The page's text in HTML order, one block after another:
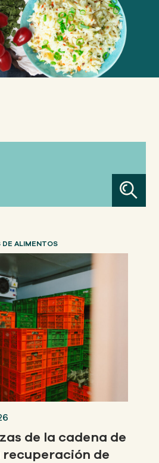
DE ALIMENTOS
de la cadena de
de